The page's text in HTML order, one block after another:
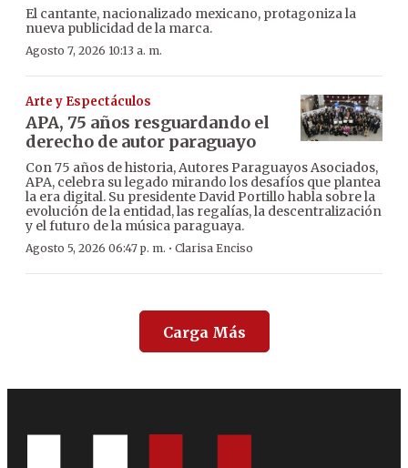
El cantante, nacionalizado mexicano, protagoniza la
nueva publicidad de la marca.
Agosto 7, 2026 10:13 a. m.
Arte y Espectáculos
APA, 75 años resguardando el
derecho de autor paraguayo
Con 75 años de historia, Autores Paraguayos Asociados,
APA, celebra su legado mirando los desafíos que plantea
la era digital. Su presidente David Portillo habla sobre la
evolución de la entidad, las regalías, la descentralización
y el futuro de la música paraguaya.
Agosto 5, 2026 06:47 p. m. · Clarisa Enciso
Carga Más